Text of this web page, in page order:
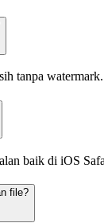
tanpa watermark.
baik di iOS
file?